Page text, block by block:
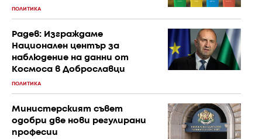
ПОЛИТИКА
Радев: Изграждаме
Национален център за
наблюдение на данни от
Космоса в Доброславци
ПОЛИТИКА
Министерският съвет
одобри две нови регулирани
професии